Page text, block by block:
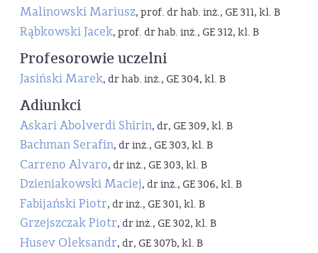
Malinowski Mariusz, prof. dr hab. inż., GE 311, kl. B
Rąbkowski Jacek, prof. dr hab. inż., GE 312, kl. B
Profesorowie uczelni
Jasiński Marek, dr hab. inż., GE 304, kl. B
Adiunkci
Askari Abolverdi Shirin, dr, GE 309, kl. B
Bachman Serafin, dr inż., GE 303, kl. B
Carreno Alvaro, dr inż., GE 303, kl. B
Dzieniakowski Maciej, dr inż., GE 306, kl. B
Fabijański Piotr, dr inż., GE 301, kl. B
Grzejszczak Piotr, dr inż., GE 302, kl. B
Husev Oleksandr, dr, GE 307b, kl. B